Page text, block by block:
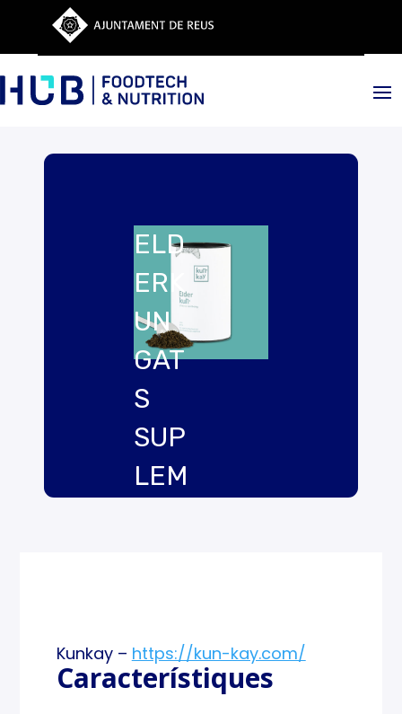
ELD
ERK
UN
GAT
S
SUP
LEM
COG
Kunkay – https://kun-kay.com/
Característiques